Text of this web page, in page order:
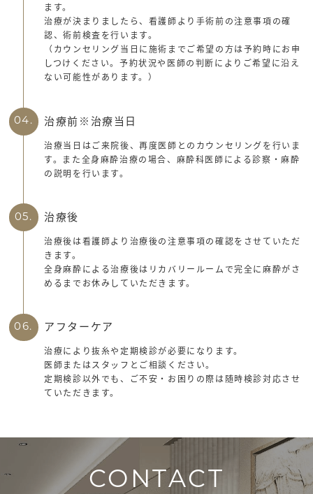
ます。
治療が決まりましたら、看護師より手術前の注意事項の確
認、術前検査を行います。
（カウンセリング当日に施術までご希望の方は予約時にお申
しつけください。予約状況や医師の判断によりご希望に沿え
ない可能性があります。）
04. 治療前※治療当日
治療当日はご来院後、再度医師とのカウンセリングを行いま
す。また全身麻酔治療の場合、麻酔科医師による診察・麻酔
の説明を行います。
05. 治療後
治療後は看護師より治療後の注意事項の確認をさせていただ
きます。
全身麻酔による治療後はリカバリールームで完全に麻酔がさ
めるまでお休みしていただきます。
06. アフターケア
治療により抜糸や定期検診が必要になります。
医師またはスタッフとご相談ください。
定期検診以外でも、ご不安・お困りの際は随時検診対応させ
ていただきます。
CONTACT